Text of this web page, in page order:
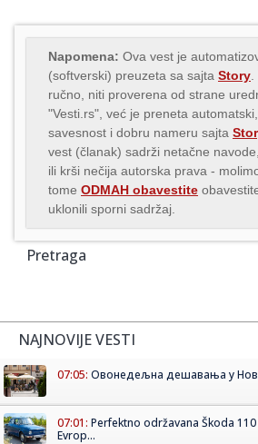
Napomena: Ova vest je
(softverski) preuzeta sa sajta Story
ručno, niti proverena od strane
"Vesti.rs", već je preneta
savesnost i dobru nameru sajta
vest (članak) sadrži netačne
ili krši nečija autorska prava -
tome ODMAH obavestite
uklonili sporni sadržaj.
Pretraga
NAJNOVIJE VESTI
07:05: Овонедељна дешавања у
07:01: Perfektno održavana Škoda
Evrop...